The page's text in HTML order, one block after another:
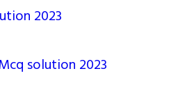
2023
solution 2023